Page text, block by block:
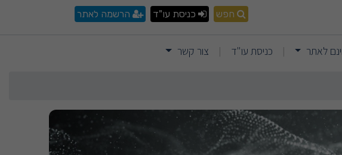
חפש כניסת עו"ד הרשמה לאתר
לאתר | כניסת עו"ד | צור קשר